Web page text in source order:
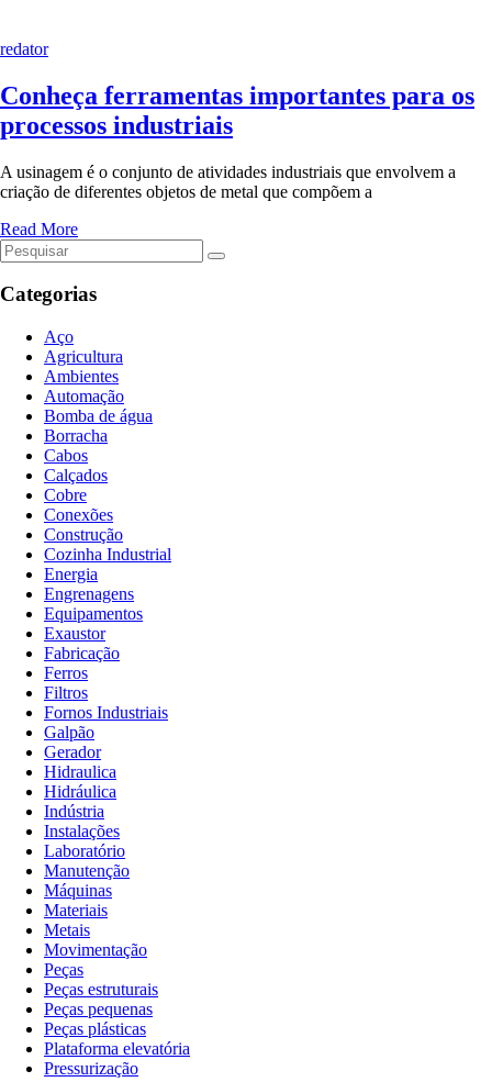
redator
Conheça ferramentas importantes para os
processos industriais
A usinagem é o conjunto de atividades industriais que envolvem a
criação de diferentes objetos de metal que compõem a
Read More
Categorias
Aço
Agricultura
Ambientes
Automação
Bomba de água
Borracha
Cabos
Calçados
Cobre
Conexões
Construção
Cozinha Industrial
Energia
Engrenagens
Equipamentos
Exaustor
Fabricação
Ferros
Filtros
Fornos Industriais
Galpão
Gerador
Hidraulica
Hidráulica
Indústria
Instalações
Laboratório
Manutenção
Máquinas
Materiais
Metais
Movimentação
Peças
Peças estruturais
Peças pequenas
Peças plásticas
Plataforma elevatória
Pressurização